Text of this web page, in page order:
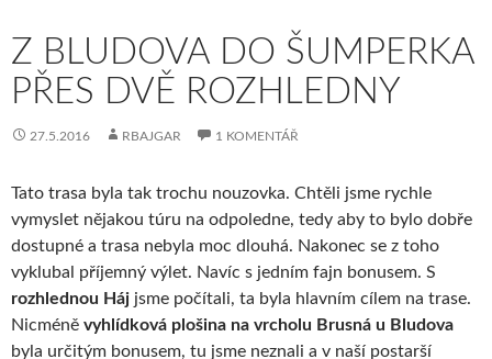
Z BLUDOVA DO ŠUMPERKA
PŘES DVĚ ROZHLEDNY
27.5.2016 RBAJGAR 1 KOMENTÁŘ
Tato trasa byla tak trochu nouzovka. Chtěli jsme rychle
vymyslet nějakou túru na odpoledne, tedy aby to bylo dobře
dostupné a trasa nebyla moc dlouhá. Nakonec se z toho
vyklubal příjemný výlet. Navíc s jedním fajn bonusem. S
rozhlednou Háj jsme počítali, ta byla hlavním cílem na trase.
Nicméně vyhlídková plošina na vrcholu Brusná u Bludova
byla určitým bonusem, tu jsme neznali a v naší postarší